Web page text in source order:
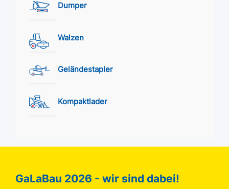
Dumper
Walzen
Geländestapler
Kompaktlader
GaLaBau 2026 - wir sind dabei!